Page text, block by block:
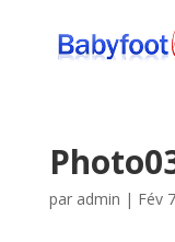
par admin | Fév